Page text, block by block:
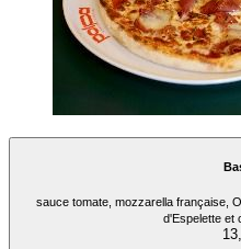
sauce tomate, mozzarella française,
d'Espelette et